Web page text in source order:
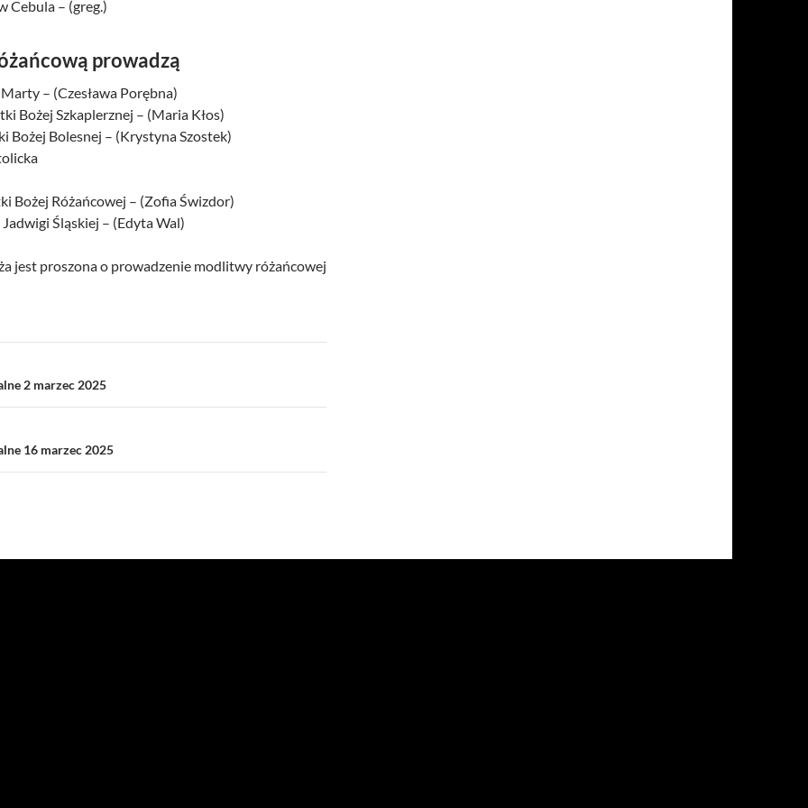
Cebula – (greg.)
prowadzą
Marty – (Czesława Porębna)
Bożej Szkaplerznej – (Maria Kłos)
Bożej Bolesnej – (Krystyna Szostek)
Bożej Różańcowej – (Zofia Świzdor)
Jadwigi Śląskiej – (Edyta Wal)
jest proszona o prowadzenie modlitwy różańcowej
2 marzec 2025
16 marzec 2025